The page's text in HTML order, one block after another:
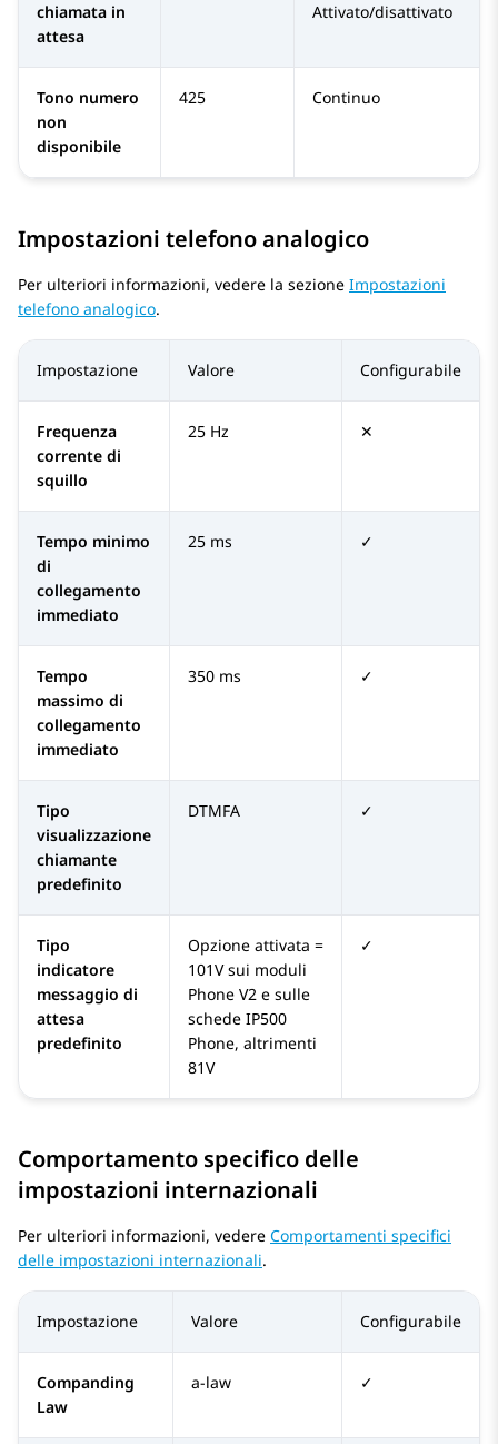
chiamata in
attesa
Attivato/disattivato
Tono numero
non
disponibile
425 Continuo
Impostazioni telefono analogico
Per ulteriori informazioni, vedere la sezione Impostazioni
telefono analogico.
Impostazione Valore Configurabile
Frequenza
corrente di
squillo
25 Hz ✕
Tempo minimo
di
collegamento
immediato
25 ms ✓
Tempo
massimo di
collegamento
immediato
350 ms ✓
Tipo
visualizzazione
chiamante
predefinito
DTMFA ✓
Tipo
indicatore
messaggio di
attesa
predefinito
Opzione attivata =
101V sui moduli
Phone V2 e sulle
schede IP500
Phone, altrimenti
81V
✓
Comportamento specifico delle
impostazioni internazionali
Per ulteriori informazioni, vedere Comportamenti specifici
delle impostazioni internazionali.
Impostazione Valore Configurabile
Companding
Law
a-law ✓